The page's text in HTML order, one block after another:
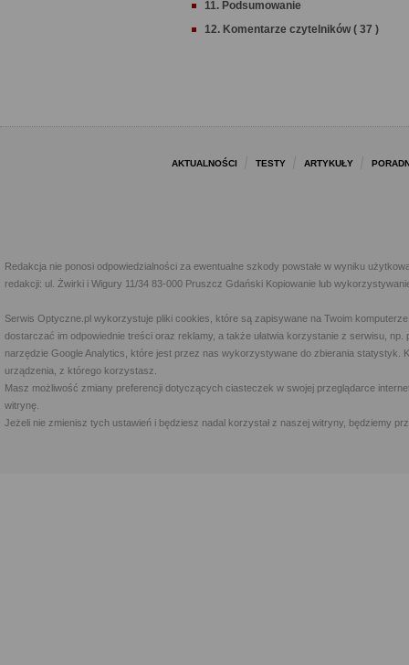
11. Podsumowanie
12. Komentarze czytelników ( 37 )
AKTUALNOŚCI TESTY ARTYKUŁY
Redakcja nie ponosi odpowiedzialności za ewentualne szkody powstałe w wyniku
redakcji: ul. Żwirki i Wigury 11/34 83-000 Pruszcz Gdański Kopiowanie lub
Serwis Optyczne.pl wykorzystuje pliki cookies, które są zapisywane na Twoim
dostarczać im odpowiednie treści oraz reklamy, a także ułatwia korzystanie z serwisu,
narzędzie Google Analytics, które jest przez nas wykorzystywane do zbierania statystyk.
urządzenia, z którego korzystasz.
Masz możliwość zmiany preferencji dotyczących ciasteczek w swojej przeglądarce
witrynę.
Jeżeli nie zmienisz tych ustawień i będziesz nadal korzystał z naszej witryny, będziemy